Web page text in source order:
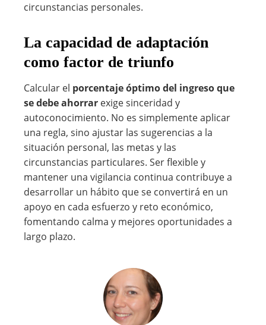
circunstancias personales.
La capacidad de adaptación
como factor de triunfo
Calcular el porcentaje óptimo del ingreso que
se debe ahorrar exige sinceridad y
autoconocimiento. No es simplemente aplicar
una regla, sino ajustar las sugerencias a la
situación personal, las metas y las
circunstancias particulares. Ser flexible y
mantener una vigilancia continua contribuye a
desarrollar un hábito que se convertirá en un
apoyo en cada esfuerzo y reto económico,
fomentando calma y mejores oportunidades a
largo plazo.